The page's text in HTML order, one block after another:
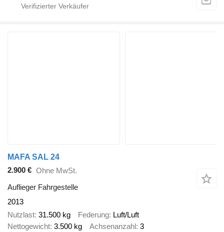
MAFA SAL 24
2.900 € Ohne MwSt.
Auflieger Fahrgestelle
2013
Nutzlast 31.500 kg Federung Luft/Luft
Nettogewicht 3.500 kg Achsenanzahl 3